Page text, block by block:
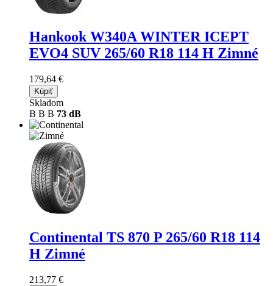
Hankook W340A WINTER ICEPT
EVO4 SUV 265/60 R18 114 H Zimné
179,64 €
Kúpiť
Skladom
B B B 73 dB
Continental TS 870 P 265/60 R18 114
H Zimné
213,77 €